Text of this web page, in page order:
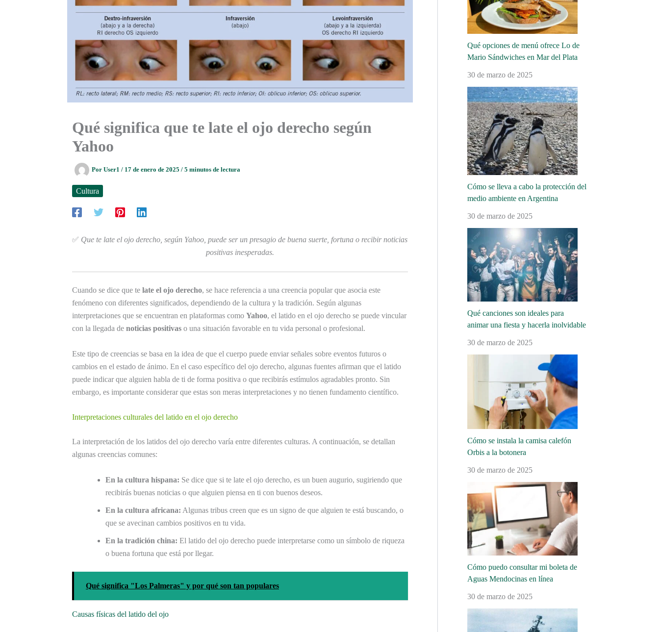
Qué significa que te late el ojo derecho según
Yahoo
Por User1 / 17 de enero de 2025 / 5 minutos de lectura
Cultura
✅ Que te late el ojo derecho, según Yahoo, puede ser un presagio de buena suerte, fortuna o recibir noticias
positivas inesperadas.
Cuando se dice que te late el ojo derecho, se hace referencia a una creencia popular que asocia este
fenómeno con diferentes significados, dependiendo de la cultura y la tradición. Según algunas
interpretaciones que se encuentran en plataformas como Yahoo, el latido en el ojo derecho se puede vincular
con la llegada de noticias positivas o una situación favorable en tu vida personal o profesional.
Este tipo de creencias se basa en la idea de que el cuerpo puede enviar señales sobre eventos futuros o
cambios en el estado de ánimo. En el caso específico del ojo derecho, algunas fuentes afirman que el latido
puede indicar que alguien habla de ti de forma positiva o que recibirás estímulos agradables pronto. Sin
embargo, es importante considerar que estas son meras interpretaciones y no tienen fundamento científico.
Interpretaciones culturales del latido en el ojo derecho
La interpretación de los latidos del ojo derecho varía entre diferentes culturas. A continuación, se detallan
algunas creencias comunes:
En la cultura hispana: Se dice que si te late el ojo derecho, es un buen augurio, sugiriendo que
recibirás buenas noticias o que alguien piensa en ti con buenos deseos.
En la cultura africana: Algunas tribus creen que es un signo de que alguien te está buscando, o
que se avecinan cambios positivos en tu vida.
En la tradición china: El latido del ojo derecho puede interpretarse como un símbolo de riqueza
o buena fortuna que está por llegar.
Qué significa "Los Palmeras" y por qué son tan populares
Causas físicas del latido del ojo
Qué opciones de menú ofrece Lo de
Mario Sándwiches en Mar del Plata
30 de marzo de 2025
Cómo se lleva a cabo la protección del
medio ambiente en Argentina
30 de marzo de 2025
Qué canciones son ideales para
animar una fiesta y hacerla inolvidable
30 de marzo de 2025
Cómo se instala la camisa calefón
Orbis a la botonera
30 de marzo de 2025
Cómo puedo consultar mi boleta de
Aguas Mendocinas en línea
30 de marzo de 2025